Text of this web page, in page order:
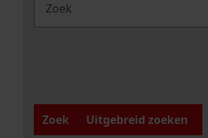
Zoek
Uitgebreid zoeken